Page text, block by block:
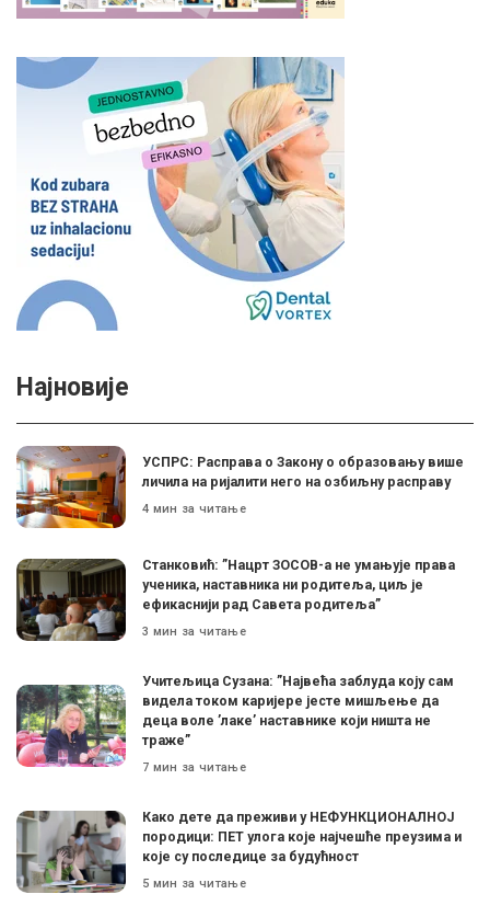
Најновије
УСПРС: Расправа о Закону о образовању више
личила на ријалити него на озбиљну расправу
4 мин за читање
Станковић: ”Нацрт ЗОСОВ-а не умањује права
ученика, наставника ни родитеља, циљ је
ефикаснији рад Савета родитеља”
3 мин за читање
Учитељица Сузана: ”Највећа заблуда коју сам
видела током каријере јесте мишљење да
деца воле ’лаке’ наставнике који ништа не
траже”
7 мин за читање
Како дете да преживи у НЕФУНКЦИОНАЛНОЈ
породици: ПЕТ улога које најчешће преузима и
које су последице за будућност
5 мин за читање